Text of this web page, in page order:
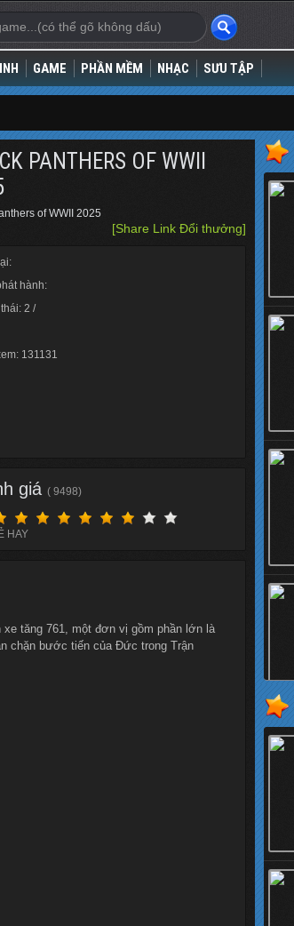
GAME PHẦN MỀM NHẠC SƯU TẬP
PANTHERS OF WWII
of WWII 2025
[Share Link Đổi thưởng]
hành:
2 /
131131
giá ( 9498)
HAY
tăng 761, một đơn vị gồm phần lớn là
chặn bước tiến của Đức trong Trận